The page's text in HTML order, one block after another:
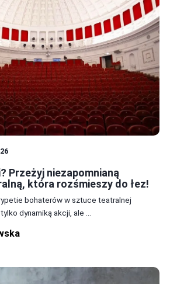
Przeżyj niezapomnianą
która rozśmieszy do łez!
bohaterów w sztuce teatralnej
dynamiką akcji, ale ...